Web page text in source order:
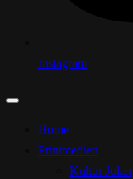
Instagram
Home
Printmedien
Kultur Joker